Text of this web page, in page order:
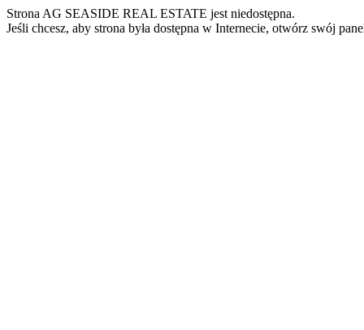
Strona AG SEASIDE REAL ESTATE jest niedostępna.
Jeśli chcesz, aby strona była dostępna w Internecie, otwórz swój